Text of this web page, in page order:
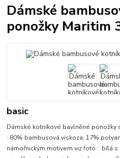
Dámské
ponožky Maritim
basic
Dámské kotníkové bavlněné
: 80% bambusová viskoza, 17%
námořnickým motivem viz foto : bílá